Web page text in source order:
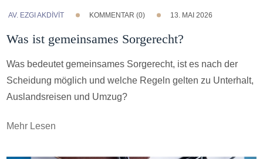
AV. EZGI AKDİVİT KOMMENTAR (0) 13. MAI 2026
Was ist gemeinsames Sorgerecht?
Was bedeutet gemeinsames Sorgerecht, ist es nach der
Scheidung möglich und welche Regeln gelten zu Unterhalt,
Auslandsreisen und Umzug?
Mehr Lesen